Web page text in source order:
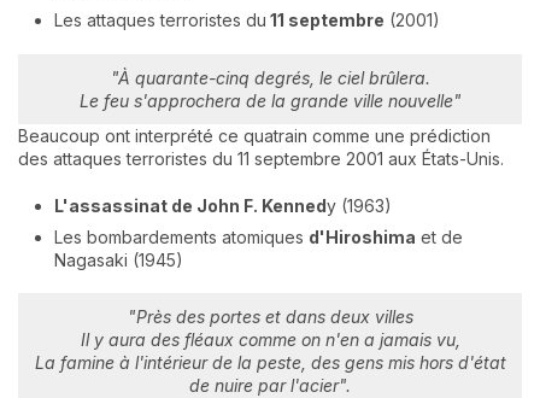
Les attaques terroristes du 11 septembre (2001)
"À quarante-cinq degrés, le ciel brûlera.
Le feu s'approchera de la grande ville nouvelle"
Beaucoup ont interprété ce quatrain comme une prédiction
des attaques terroristes du 11 septembre 2001 aux États-Unis.
L'assassinat de John F. Kennedy (1963)
Les bombardements atomiques d'Hiroshima et de
Nagasaki (1945)
"Près des portes et dans deux villes
Il y aura des fléaux comme on n'en a jamais vu,
La famine à l'intérieur de la peste, des gens mis hors d'état
de nuire par l'acier".